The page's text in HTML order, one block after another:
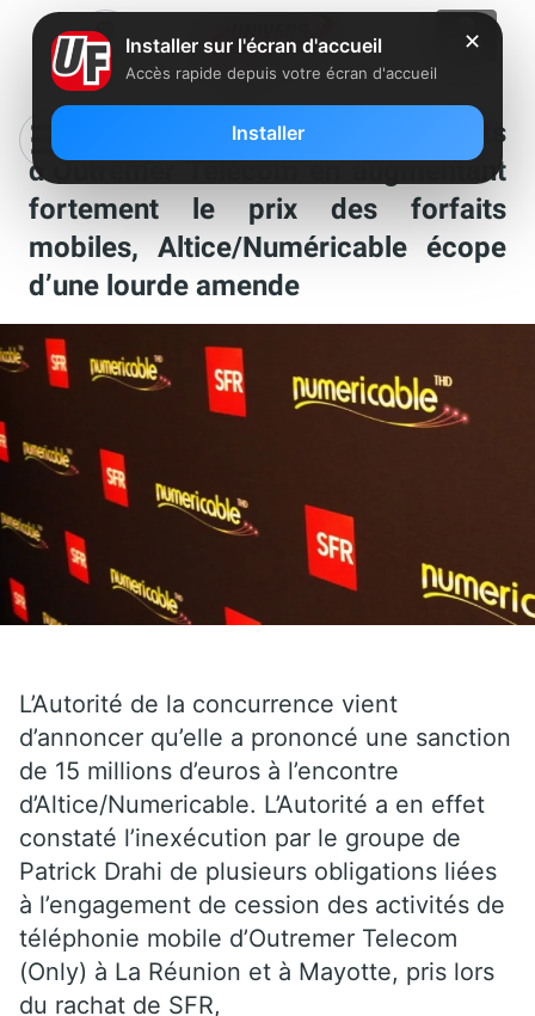
Après avoir voulu faire fuir les clients
d’Outremer Télécom en augmentant
fortement le prix des forfaits
mobiles, Altice/Numéricable écope
d’une lourde amende
L’Autorité de la concurrence vient
d’annoncer qu’elle a prononcé une sanction
de 15 millions d’euros à l’encontre
d’Altice/Numericable. L’Autorité a en effet
constaté l’inexécution par le groupe de
Patrick Drahi de plusieurs obligations liées
à l’engagement de cession des activités de
téléphonie mobile d’Outremer Telecom
(Only) à La Réunion et à Mayotte, pris lors
du rachat de SFR,
✕
Installer sur l'écran d'accueil
Accès rapide depuis votre écran d'accueil
Installer